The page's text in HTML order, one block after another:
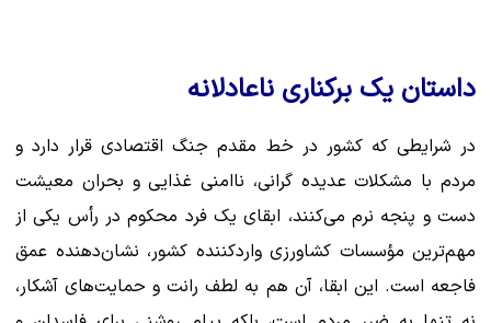
داستان یک برکناری ناعادلانه
در شرایطی که کشور در خط مقدم جنگ اقتصادی قرار دارد و
مردم با مشکلات عدیده گرانی، ناامنی غذایی و بحران معیشت
دست و پنجه نرم می‌کنند، ابقای یک فرد محکوم در رأس یکی از
مهم‌ترین مؤسسات کشاورزی واردکننده کشور، نشان‌دهنده عمق
فاجعه است. این ابقا، آن هم به لطف رانت و حمایت‌های آشکار،